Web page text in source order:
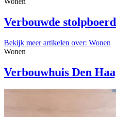
Verbouwde
Bekijk meer artikelen over: Wonen
Wonen
Verbouwhuis Den